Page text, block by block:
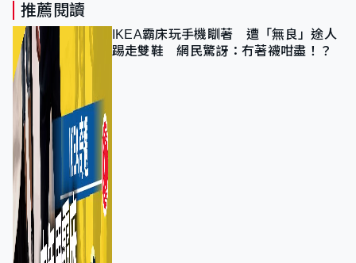
推薦閱讀
IKEA霸床玩手機瞓著 遭「無良」途人
踢走雙鞋 網民驚訝：冇著襪咁盡！？